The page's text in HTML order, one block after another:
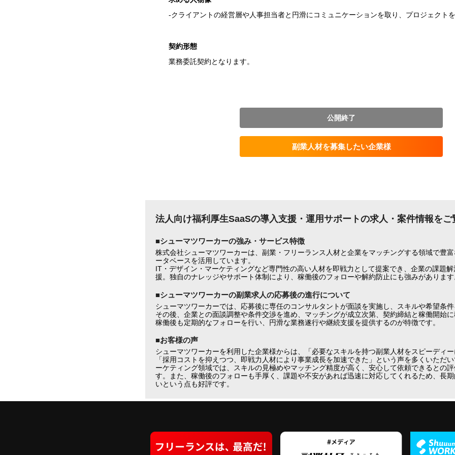
-クライアントの経営層や人事担当者と円滑にコミュニケーションを取り、プロジェクト
契約形態
業務委託契約となります。
公開終了
副業人材を募集したい企業様
法人向け福利厚生SaaSの導入支援・運用サポートの求人・案件情報をご
■シューマツワーカーの強み・サービス特徴
株式会社シューマツワーカーは、副業・フリーランス人材と企業をマッチングする領域で豊
ータベースを活用しています。
IT・デザイン・マーケティングなど専門性の高い人材を即戦力として提案でき、企業の課題
援。独自のナレッジやサポート体制により、稼働後のフォローや解約防止にも強みがあります
■シューマツワーカーの副業求人の応募後の進行について
シューマツワーカーでは、応募後に専任のコンサルタントが面談を実施し、スキルや希望条件
その後、企業との面談調整や条件交渉を進め、マッチングが成立次第、契約締結と稼働開始に
稼働後も定期的なフォローを行い、円滑な業務遂行や継続支援を提供するのが特徴です。
■お客様の声
シューマツワーカーを利用した企業様からは、「必要なスキルを持つ副業人材をスピーディー
「採用コストを抑えつつ、即戦力人材により事業成長を加速できた」という声を多くいただ
ーケティング領域では、スキルの見極めやマッチング精度が高く、安心して依頼できるとの
す。また、稼働後のフォローも手厚く、課題や不安があれば迅速に対応してくれるため、長
いという点も好評です。